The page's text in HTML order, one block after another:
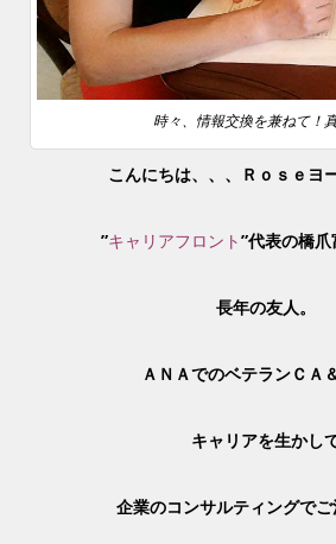
時々、情報交換を兼ねて！
こんにちは、、、Ｒｏｓｅヨ
”キャリアフロント”代表の橋
長年の友人。
ＡＮＡでのベテランＣＡ
キャリアを生かし
企業のコンサルティングで